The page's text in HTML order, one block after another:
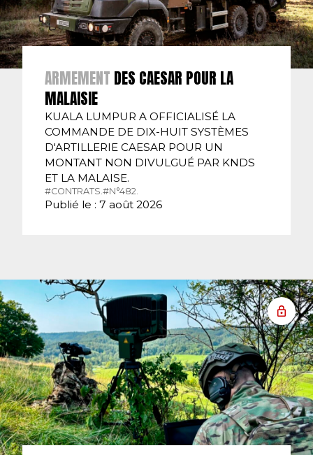
ARMEMENT DES CAESAR POUR LA
MALAISIE
KUALA LUMPUR A OFFICIALISÉ LA
COMMANDE DE DIX-HUIT SYSTÈMES
D'ARTILLERIE CAESAR POUR UN
MONTANT NON DIVULGUÉ PAR KNDS
ET LA MALAISE.
#CONTRATS. #N°482.
Publié le : 7 août 2026